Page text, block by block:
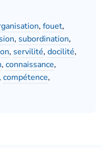
, fouet,
, subordination,
, servilité, docilité,
, connaissance,
, compétence,